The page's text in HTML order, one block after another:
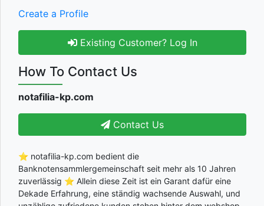
Create a Profile
Existing Customer? Log In
How To Contact Us
notafilia-kp.com
Contact Us
⭐ notafilia-kp.com bedient die
Banknotensammlergemeinschaft seit mehr als 10 Jahren
zuverlässig ⭐ Allein diese Zeit ist ein Garant dafür eine
Dekade Erfahrung, eine ständig wachsende Auswahl, und